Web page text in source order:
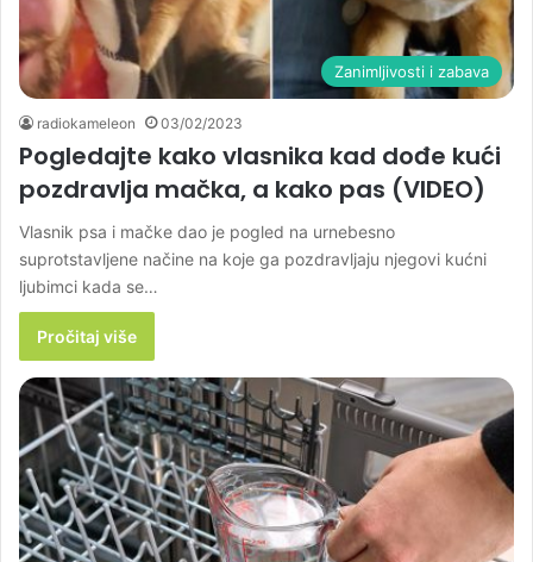
Zanimljivosti i zabava
radiokameleon 03/02/2023
Pogledajte kako vlasnika kad dođe kući
pozdravlja mačka, a kako pas (VIDEO)
Vlasnik psa i mačke dao je pogled na urnebesno
suprotstavljene načine na koje ga pozdravljaju njegovi kućni
ljubimci kada se…
Pročitaj više